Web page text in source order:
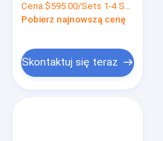
Homogeniczny
SUS304
Cena:$595.00/Sets 1-4 Sets
Pobierz najnowszą cenę
Skontaktuj się teraz